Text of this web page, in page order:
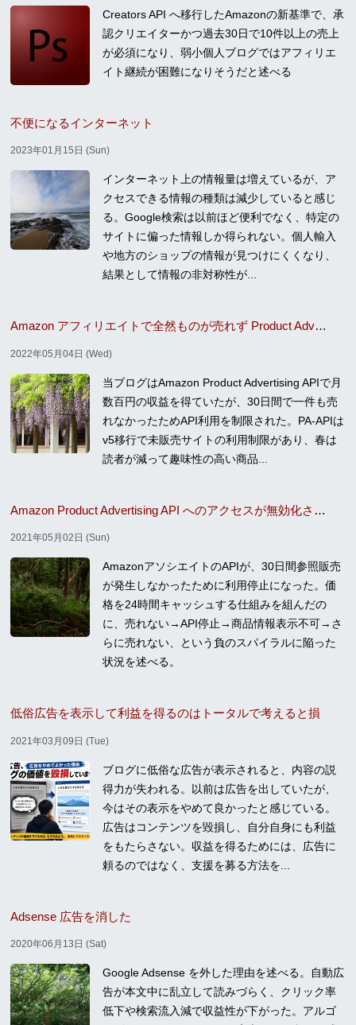
Creators API へ移行したAmazonの新基準で、承
認クリエイターかつ過去30日で10件以上の売上
が必須になり、弱小個人ブログではアフィリエ
イト継続が困難になりそうだと述べる
不便になるインターネット
2023年01月15日 (Sun)
インターネット上の情報量は増えているが、ア
クセスできる情報の種類は減少していると感じ
る。Google検索は以前ほど便利でなく、特定の
サイトに偏った情報しか得られない。個人輸入
や地方のショップの情報が見つけにくくなり、
結果として情報の非対称性が...
Amazon アフィリエイトで全然ものが売れず Product Advertising API の利用を制限されてしまった
2022年05月04日 (Wed)
当ブログはAmazon Product Advertising APIで月
数百円の収益を得ていたが、30日間で一件も売
れなかったためAPI利用を制限された。PA-APIは
v5移行で未販売サイトの利用制限があり、春は
読者が減って趣味性の高い商品...
Amazon Product Advertising API へのアクセスが無効化されてしまった
2021年05月02日 (Sun)
AmazonアソシエイトのAPIが、30日間参照販売
が発生しなかったために利用停止になった。価
格を24時間キャッシュする仕組みを組んだの
に、売れない→API停止→商品情報表示不可→さ
らに売れない、という負のスパイラルに陥った
状況を述べる。
低俗広告を表示して利益を得るのはトータルで考えると損
2021年03月09日 (Tue)
ブログに低俗な広告が表示されると、内容の説
得力が失われる。以前は広告を出していたが、
今はその表示をやめて良かったと感じている。
広告はコンテンツを毀損し、自分自身にも利益
をもたらさない。収益を得るためには、広告に
頼るのではなく、支援を募る方法を...
Adsense 広告を消した
2020年06月13日 (Sat)
Google Adsense を外した理由を述べる。自動広
告が本文中に乱立して読みづらく、クリック率
低下や検索流入減で収益性が下がった。アルゴ